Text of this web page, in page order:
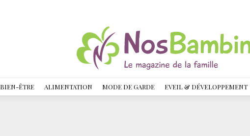
BIEN-ÊTRE ALIMENTATION MODE DE GARDE EVEIL & DÉVELOPPEMENT